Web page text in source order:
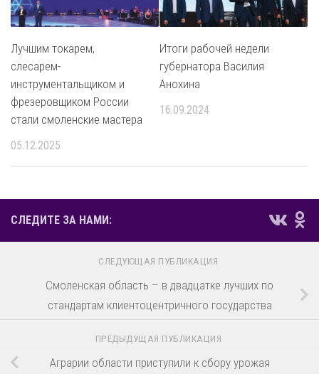
Лучшим токарем,
слесарем-
инструментальщиком и
фрезеровщиком России
стали смоленские мастера
05.12.2025
Итоги рабочей недели
губернатора Василия
Анохина
16.09.2024
СЛЕДИТЕ ЗА НАМИ:
СЛЕДУЮЩАЯ ПУБЛИКАЦИЯ
Смоленская область – в двадцатке лучших по
стандартам клиентоцентричного государства
ПРЕДЫДУЩАЯ ПУБЛИКАЦИЯ
Аграрии области приступили к сбору урожая